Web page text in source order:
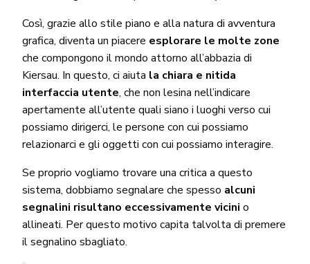
Così, grazie allo stile piano e alla natura di avventura
grafica, diventa un piacere esplorare le molte zone
che compongono il mondo attorno all’abbazia di
Kiersau. In questo, ci aiuta la chiara e nitida
interfaccia utente, che non lesina nell’indicare
apertamente all’utente quali siano i luoghi verso cui
possiamo dirigerci, le persone con cui possiamo
relazionarci e gli oggetti con cui possiamo interagire.
Se proprio vogliamo trovare una critica a questo
sistema, dobbiamo segnalare che spesso alcuni
segnalini risultano eccessivamente vicini o
allineati. Per questo motivo capita talvolta di premere
il segnalino sbagliato.